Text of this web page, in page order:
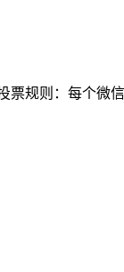
票规则：每个微